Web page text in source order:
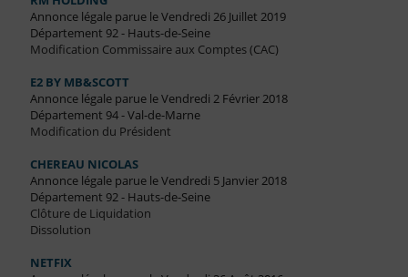
Annonce légale parue le Vendredi 26 Juillet 2019
Département 92 - Hauts-de-Seine
Modification Commissaire aux Comptes (CAC)
E2 BY MB&SCOTT
Annonce légale parue le Vendredi 2 Février 2018
Département 94 - Val-de-Marne
Modification du Président
CHEREAU NICOLAS
Annonce légale parue le Vendredi 5 Janvier 2018
Département 92 - Hauts-de-Seine
Clôture de Liquidation
Dissolution
NETFIX